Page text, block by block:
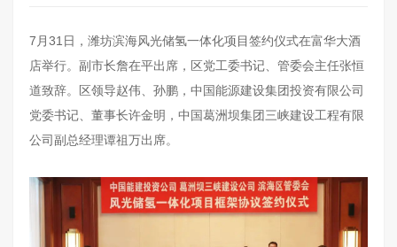
7月31日，潍坊滨海风光储氢一体化项目签约仪式在富华大酒
店举行。副市长詹在平出席，区党工委书记、管委会主任张恒
道致辞。区领导赵伟、孙鹏，中国能源建设集团投资有限公司
党委书记、董事长许金明，中国葛洲坝集团三峡建设工程有限
公司副总经理谭祖万出席。